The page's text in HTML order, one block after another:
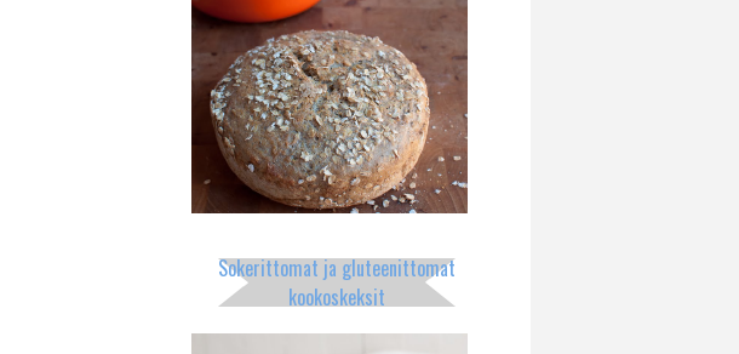
Sokerittomat ja gluteenittomat
kookoskeksit